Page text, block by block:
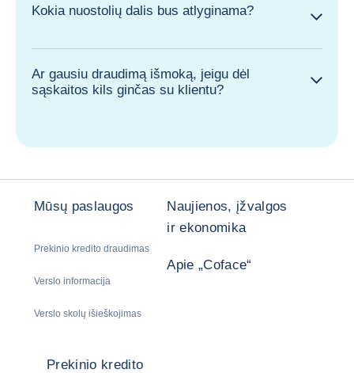
Kokia nuostolių dalis bus atlyginama?
Ar gausiu draudimą išmoką, jeigu dėl
sąskaitos kils ginčas su klientu?
Mūsų paslaugos
Prekinio kredito draudimas
Verslo informacija
Verslo skolų išieškojimas
Naujienos, įžvalgos
ir ekonomika
Apie „Coface“
Prekinio kredito